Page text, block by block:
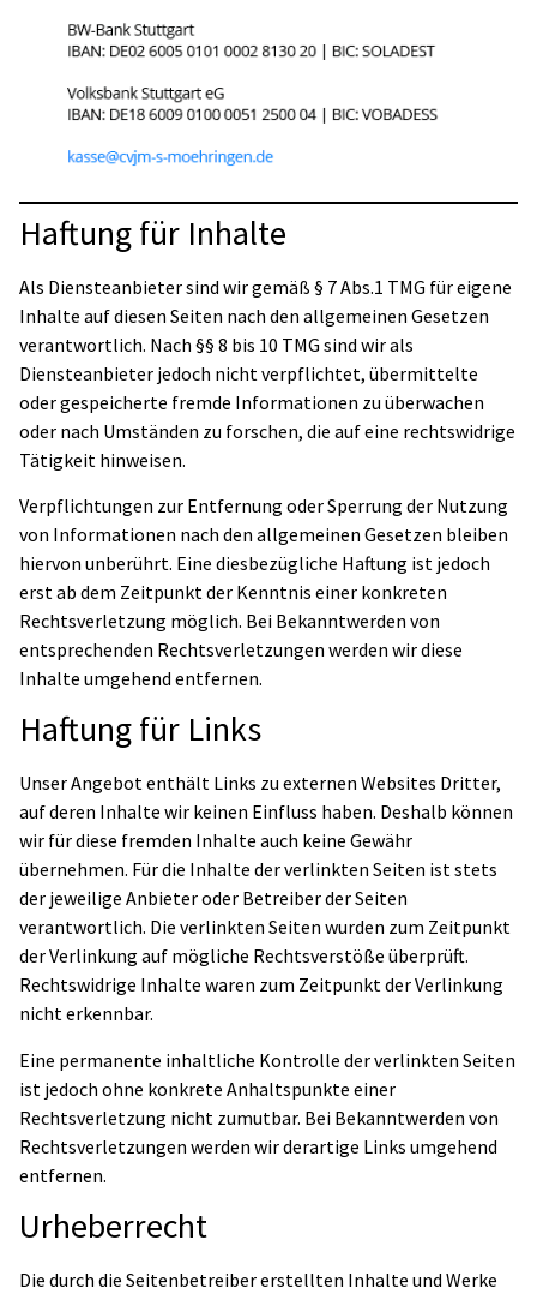
Haftung für Inhalte
Als Diensteanbieter sind wir gemäß § 7 Abs.1 TMG für eigene
Inhalte auf diesen Seiten nach den allgemeinen Gesetzen
verantwortlich. Nach §§ 8 bis 10 TMG sind wir als
Diensteanbieter jedoch nicht verpflichtet, übermittelte
oder gespeicherte fremde Informationen zu überwachen
oder nach Umständen zu forschen, die auf eine rechtswidrige
Tätigkeit hinweisen.
Verpflichtungen zur Entfernung oder Sperrung der Nutzung
von Informationen nach den allgemeinen Gesetzen bleiben
hiervon unberührt. Eine diesbezügliche Haftung ist jedoch
erst ab dem Zeitpunkt der Kenntnis einer konkreten
Rechtsverletzung möglich. Bei Bekanntwerden von
entsprechenden Rechtsverletzungen werden wir diese
Inhalte umgehend entfernen.
Haftung für Links
Unser Angebot enthält Links zu externen Websites Dritter,
auf deren Inhalte wir keinen Einfluss haben. Deshalb können
wir für diese fremden Inhalte auch keine Gewähr
übernehmen. Für die Inhalte der verlinkten Seiten ist stets
der jeweilige Anbieter oder Betreiber der Seiten
verantwortlich. Die verlinkten Seiten wurden zum Zeitpunkt
der Verlinkung auf mögliche Rechtsverstöße überprüft.
Rechtswidrige Inhalte waren zum Zeitpunkt der Verlinkung
nicht erkennbar.
Eine permanente inhaltliche Kontrolle der verlinkten Seiten
ist jedoch ohne konkrete Anhaltspunkte einer
Rechtsverletzung nicht zumutbar. Bei Bekanntwerden von
Rechtsverletzungen werden wir derartige Links umgehend
entfernen.
Urheberrecht
Die durch die Seitenbetreiber erstellten Inhalte und Werke